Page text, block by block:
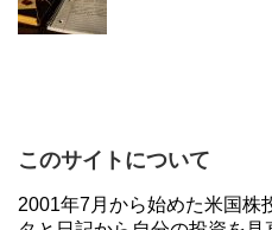
このサイトについて
2001年7月から始めた米国株